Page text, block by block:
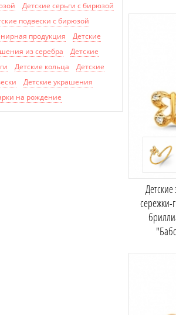
Детские серьги с бирюзой
подвески с бирюзой
продукция
Детские
из серебра
Детские
Детские кольца
Детские
Детские украшения
на рождение
сережки-